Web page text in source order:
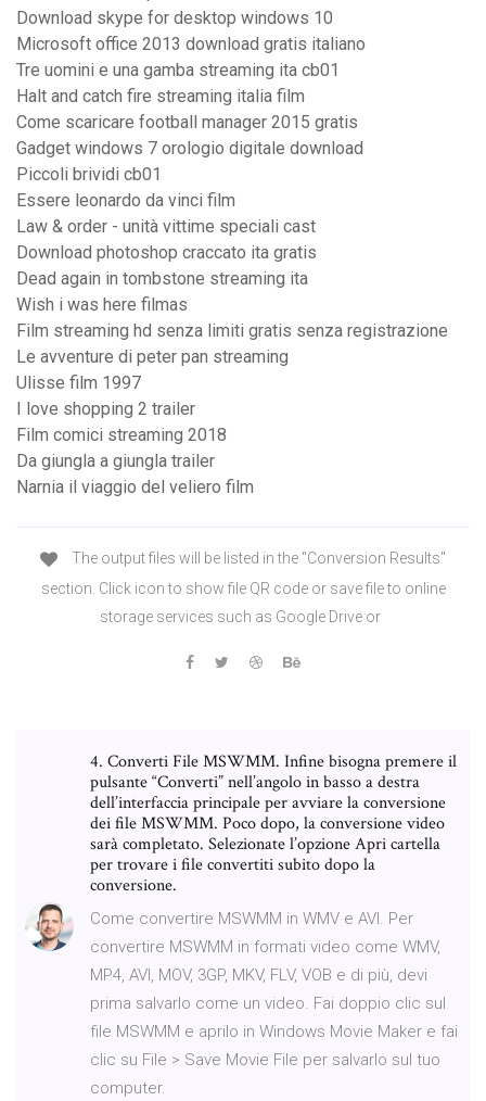
Download skype for desktop windows 10
Microsoft office 2013 download gratis italiano
Tre uomini e una gamba streaming ita cb01
Halt and catch fire streaming italia film
Come scaricare football manager 2015 gratis
Gadget windows 7 orologio digitale download
Piccoli brividi cb01
Essere leonardo da vinci film
Law & order - unità vittime speciali cast
Download photoshop craccato ita gratis
Dead again in tombstone streaming ita
Wish i was here filmas
Film streaming hd senza limiti gratis senza registrazione
Le avventure di peter pan streaming
Ulisse film 1997
I love shopping 2 trailer
Film comici streaming 2018
Da giungla a giungla trailer
Narnia il viaggio del veliero film
The output files will be listed in the "Conversion Results"
section. Click icon to show file QR code or save file to online
storage services such as Google Drive or
4. Converti File MSWMM. Infine bisogna premere il
pulsante “Converti” nell’angolo in basso a destra
dell’interfaccia principale per avviare la conversione
dei file MSWMM. Poco dopo, la conversione video
sarà completato. Selezionate l’opzione Apri cartella
per trovare i file convertiti subito dopo la
conversione.
Come convertire MSWMM in WMV e AVI. Per
convertire MSWMM in formati video come WMV,
MP4, AVI, MOV, 3GP, MKV, FLV, VOB e di più, devi
prima salvarlo come un video. Fai doppio clic sul
file MSWMM e aprilo in Windows Movie Maker e fai
clic su File > Save Movie File per salvarlo sul tuo
computer.